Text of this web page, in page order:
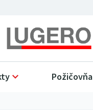
Požičovňa